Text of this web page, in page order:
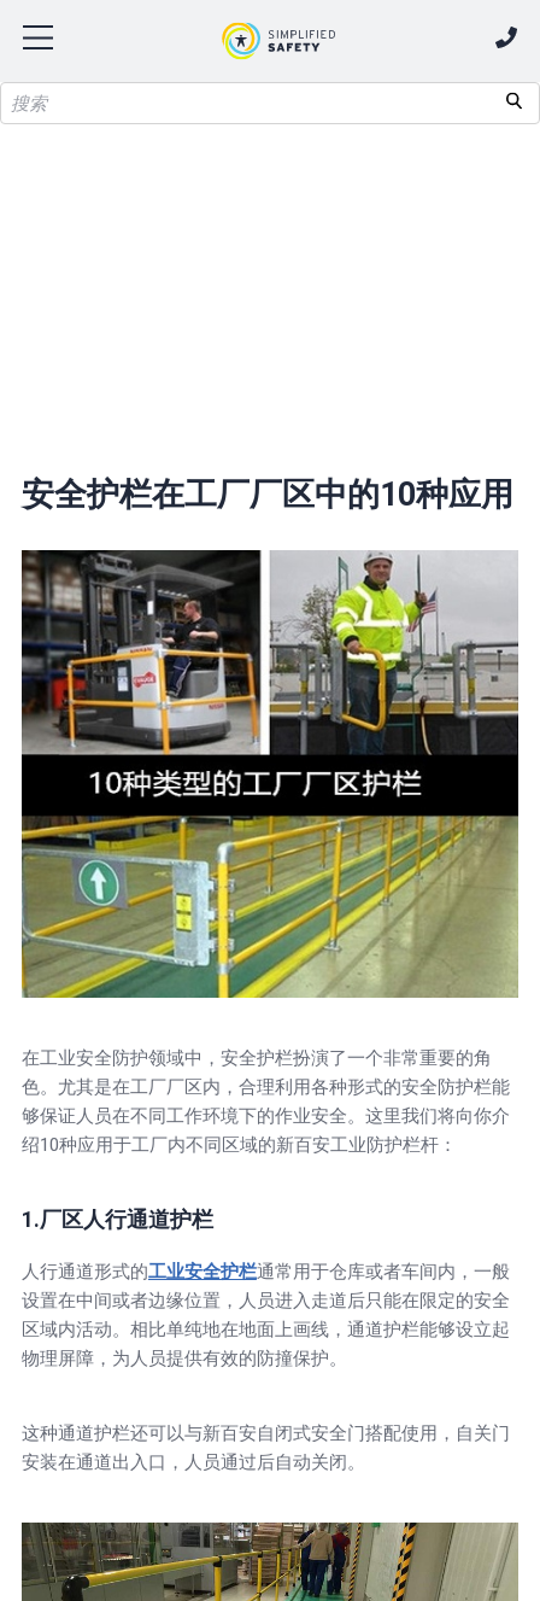
安全护栏在工厂厂区中的10种应用
在工业安全防护领域中，安全护栏扮演了一个非常重要的角
色。尤其是在工厂厂区内，合理利用各种形式的安全防护栏能
够保证人员在不同工作环境下的作业安全。这里我们将向你介
绍10种应用于工厂内不同区域的新百安工业防护栏杆：
1.厂区人行通道护栏
人行通道形式的工业安全护栏通常用于仓库或者车间内，一般
设置在中间或者边缘位置，人员进入走道后只能在限定的安全
区域内活动。相比单纯地在地面上画线，通道护栏能够设立起
物理屏障，为人员提供有效的防撞保护。
这种通道护栏还可以与新百安自闭式安全门搭配使用，自关门
安装在通道出入口，人员通过后自动关闭。